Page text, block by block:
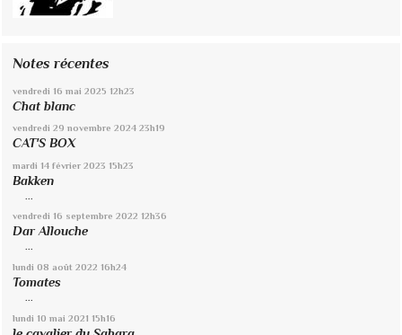
Notes récentes
vendredi 16 mai 2025 12h23
Chat blanc
vendredi 29 novembre 2024 23h19
CAT'S BOX
mardi 14 février 2023 15h23
Bakken
vendredi 16 septembre 2022 12h36
Dar Allouche
...
lundi 08 août 2022 16h24
Tomates
...
lundi 10 mai 2021 15h16